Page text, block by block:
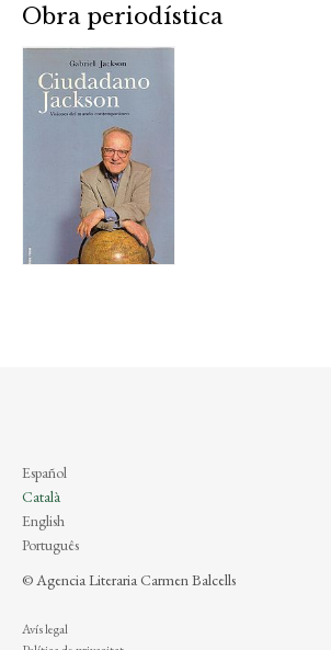
Obra periodística
Español
Català
English
Português
© Agencia Literaria Carmen Balcells
Avís legal